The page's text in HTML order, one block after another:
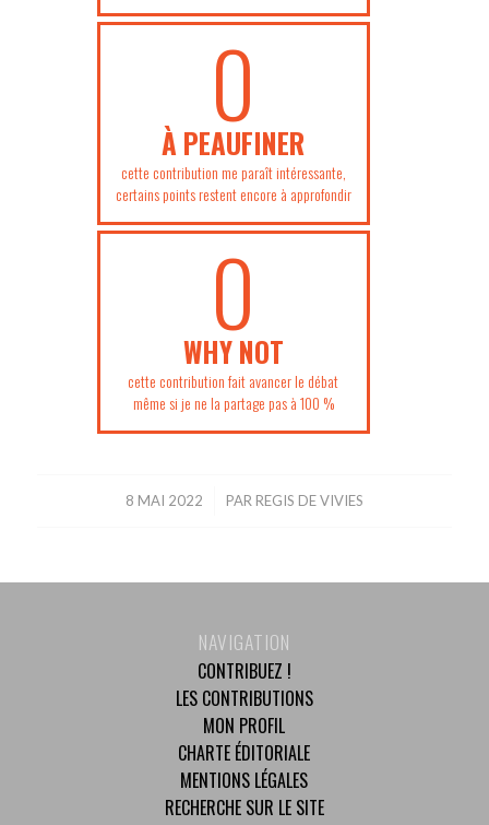
0
À PEAUFINER
cette contribution me paraît intéressante,
certains points restent encore à approfondir
0
WHY NOT
cette contribution fait avancer le débat
même si je ne la partage pas à 100 %
8 MAI 2022
/ PAR REGIS DE VIVIES
NAVIGATION
CONTRIBUEZ !
LES CONTRIBUTIONS
MON PROFIL
CHARTE ÉDITORIALE
MENTIONS LÉGALES
RECHERCHE SUR LE SITE